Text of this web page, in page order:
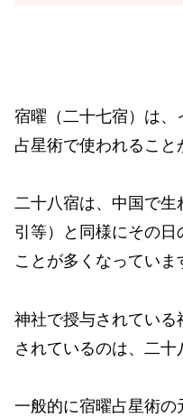
宿曜（二十七宿）は
占星術で使われること
二十八宿は、中国で
引等）と同様にその
ことが多くなっていま
神社で授与されてい
されているのは、二十
一般的に宿曜占星術の